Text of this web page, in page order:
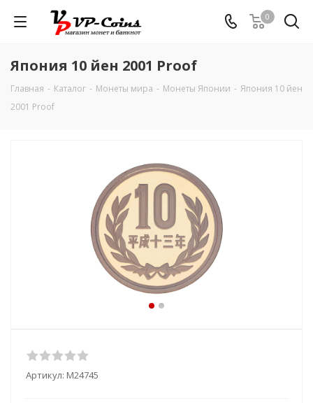
0
Япония 10 йен 2001 Proof
Главная - Каталог - Монеты мира - Монеты Японии - Япония 10 йен
2001 Proof
Артикул: М24745